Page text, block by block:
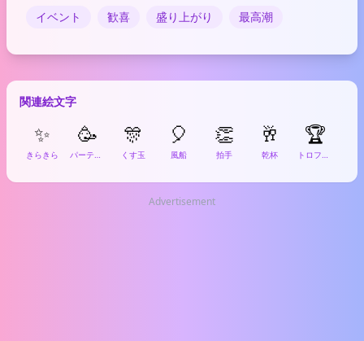
イベント
歓喜 盛り上がり 最高潮
関連絵文字
✨
きらきら
🥳
パーティーフェイス
🎊
くす玉
🎈
風船
👏
拍手
🥂
乾杯
🏆
トロフィー
Advertisement